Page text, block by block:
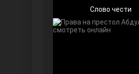
Слово чести